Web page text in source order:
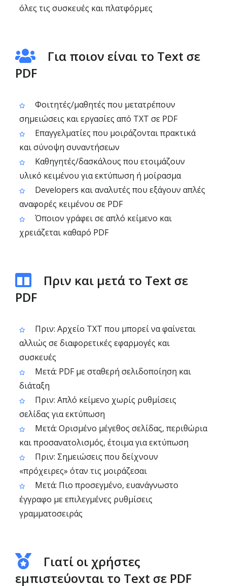
όλες τις συσκευές και πλατφόρμες
Για ποιον είναι το Text σε
PDF
Φοιτητές/μαθητές που μετατρέπουν
σημειώσεις και εργασίες από TXT σε PDF
Επαγγελματίες που μοιράζονται πρακτικά
και σύνοψη συναντήσεων
Καθηγητές/δασκάλους που ετοιμάζουν
υλικό κειμένου για εκτύπωση ή μοίρασμα
Developers και αναλυτές που εξάγουν απλές
αναφορές κειμένου σε PDF
Όποιον γράφει σε απλό κείμενο και
χρειάζεται καθαρό PDF
Πριν και μετά το Text σε
PDF
Πριν: Αρχείο TXT που μπορεί να φαίνεται
αλλιώς σε διαφορετικές εφαρμογές και
συσκευές
Μετά: PDF με σταθερή σελιδοποίηση και
διάταξη
Πριν: Απλό κείμενο χωρίς ρυθμίσεις
σελίδας για εκτύπωση
Μετά: Ορισμένο μέγεθος σελίδας, περιθώρια
και προσανατολισμός, έτοιμα για εκτύπωση
Πριν: Σημειώσεις που δείχνουν
«πρόχειρες» όταν τις μοιράζεσαι
Μετά: Πιο προσεγμένο, ευανάγνωστο
έγγραφο με επιλεγμένες ρυθμίσεις
γραμματοσειράς
Γιατί οι χρήστες
εμπιστεύονται το Text σε PDF